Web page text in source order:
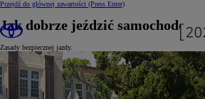
Przejdź do głównej zawartości (Press Enter)
Jak dobrze jeździć samochodem?
Zasady bezpiecznej jazdy.